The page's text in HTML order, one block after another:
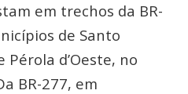
em trechos da BR-
de Santo
d’Oeste, no
BR-277, em